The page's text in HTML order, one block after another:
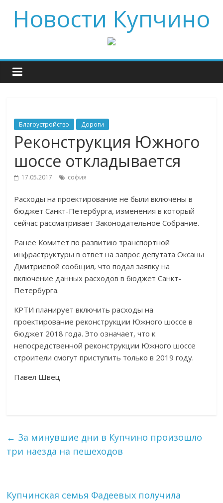
Новости Купчино
Благоустройство Дороги
Реконструкция Южного
шоссе откладывается
17.05.2017 софия
Расходы на проектирование не были включены в
бюджет Санкт-Петербурга, изменения в который
сейчас рассматривает Законодательное Собрание.
Ранее Комитет по развитию транспортной
инфраструктуры в ответ на запрос депутата Оксаны
Дмитриевой сообщил, что подал заявку на
включение данных расходов в бюджет Санкт-
Петербурга.
КРТИ планирует включить расходы на
проектирование реконструкции Южного шоссе в
бюджет 2018 года. Это означает, что к
непосредственной реконструкции Южного шоссе
строители смогут приступить только в 2019 году.
Павел Швец
← За минувшие дни в Купчино произошло
три наезда на пешеходов
Купчинская семья Фадеевых получила